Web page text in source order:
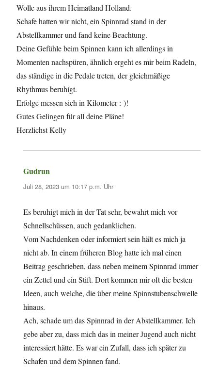
Wolle aus ihrem Heimatland Holland.
Schafe hatten wir nicht, ein Spinnrad stand in der
Abstellkammer und fand keine Beachtung.
Deine Gefühle beim Spinnen kann ich allerdings in
Momenten nachspüren, ähnlich ergeht es mir beim Radeln,
das ständige in die Pedale treten, der gleichmäßige
Rhythmus beruhigt.
Erfolge messen sich in Kilometer :-)!
Gutes Gelingen für all deine Pläne!
Herzlichst Kelly
Gudrun
Juli 28, 2023 um 10:17 p.m. Uhr
Es beruhigt mich in der Tat sehr, bewahrt mich vor
Schnellschüssen, auch gedanklichen.
Vom Nachdenken oder informiert sein hält es mich ja
nicht ab. In einem früheren Blog hatte ich mal einen
Beitrag geschrieben, dass neben meinem Spinnrad immer
ein Zettel und ein Stift. Dort kommen mir oft die besten
Ideen, auch welche, die über meine Spinnstubenschwelle
hinaus.
Ach, schade um das Spinnrad in der Abstellkammer. Ich
gebe aber zu, dass mich das in meiner Jugend auch nicht
interessiert hätte. Es war ein Zufall, dass ich später zu
Schafen und dem Spinnen fand.